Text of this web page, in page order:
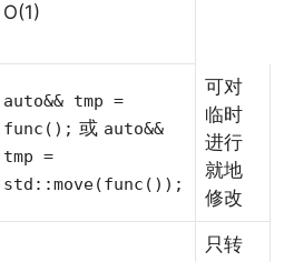
O(1)
auto&& tmp =
func(); 或 auto&&
tmp =
std::move(func());
可对
临时
进行
就地
修改
只转